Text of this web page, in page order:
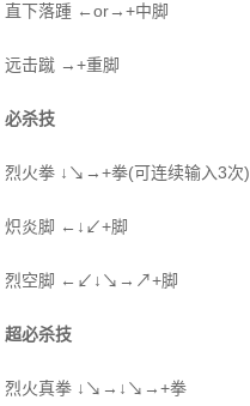
直下落踵 ←or→+中脚
远击蹴 →+重脚
必杀技
烈火拳 ↓↘→+拳(可连续输入3次)
炽炎脚 ←↓↙+脚
烈空脚 ←↙↓↘→↗+脚
超必杀技
烈火真拳 ↓↘→↓↘→+拳